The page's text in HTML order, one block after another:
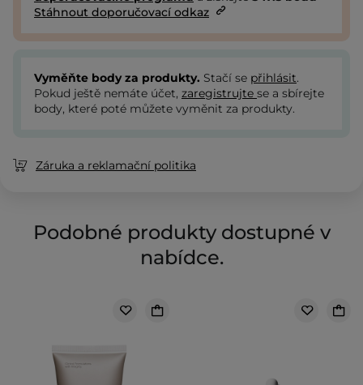
Stáhnout doporučovací odkaz
Vyměňte body za produkty. Stačí se přihlásit.
Pokud ještě nemáte účet, zaregistrujte se a sbírejte
body, které poté můžete vyměnit za produkty.
Záruka a reklamační politika
Podobné produkty dostupné v
nabídce.